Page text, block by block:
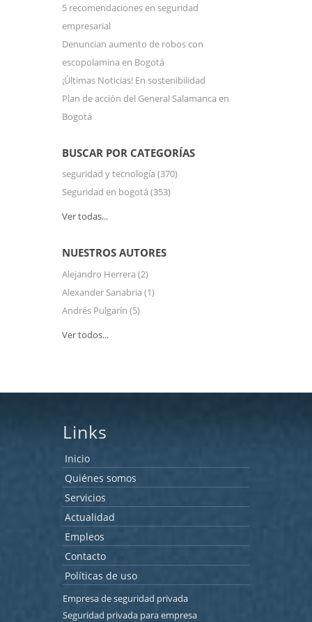
5 recomendaciones en seguridad
empresarial
Denuncian aumento de robos con
escopolamina en Bogotá
¡Últimas Noticias! En sostenibilidad
Plan de acción del General Salamanca en
Bogotá
BUSCAR POR CATEGORÍAS
seguridad y tecnología (370)
Seguridad en bogotá (353)
Ver todas...
NUESTROS AUTORES
Alejandro Herrera (2)
Alexander Sanabria (1)
Andrés Pulgarín (5)
Ver todos...
Links
Inicio
Quiénes somos
Servicios
Actualidad
Empleos
Contacto
Políticas de uso
Empresa de seguridad privada
Seguridad privada para empresa